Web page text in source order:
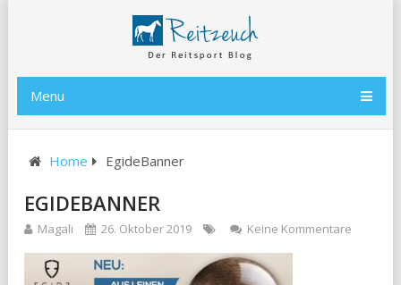
Menu
Home EgideBanner
EGIDEBANNER
Magali 26. Oktober 2019 Keine Kommentare